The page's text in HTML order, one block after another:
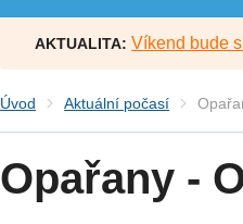
AKTUALITA: Víkend bude
Úvod Aktuální počasí
Opařany -